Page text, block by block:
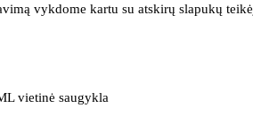
vykdome kartu su atskirų slapukų
vietinė saugykla